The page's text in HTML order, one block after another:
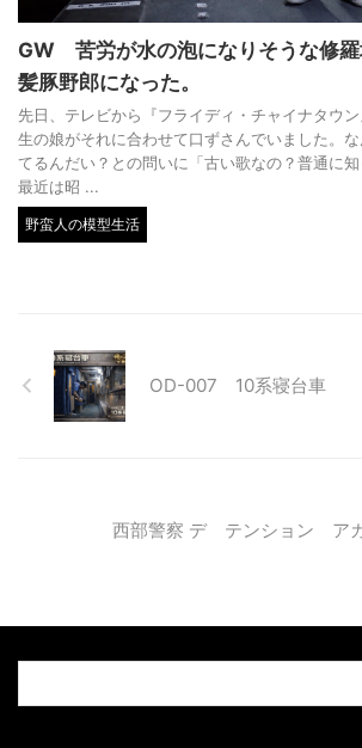
GW 苦労が水の泡になりそうな修
髪豚野郎になった。
先日、テレビから『フライディ・チャイナタウ
生の娘がそれに合わせて口ずさんでいました。
てるんだい？との問いに「古い歌なの？普通に知
最近は昭 ...
野蛮人の模型生活
OD-007 10系寝台車
西部警察 デ テンション ア